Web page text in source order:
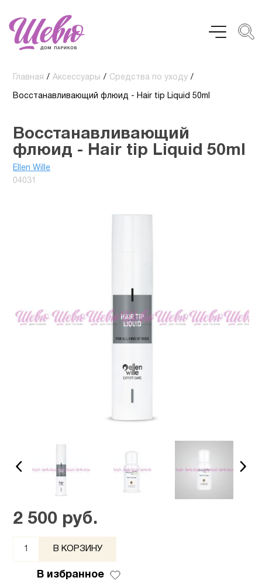
Главная / Аксессуары / Средства по уходу /
Восстанавливающий флюид - Hair tip Liquid 50ml
Восстанавливающий
флюид - Hair tip Liquid 50ml
Ellen Wille
04031
2 500 руб.
В КОРЗИНУ
В избранное